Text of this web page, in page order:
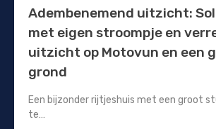
Adembenemend uitzicht:
met eigen stroompje en
uitzicht op Motovun en een
grond
Een bijzonder rijtjeshuis met een groot
te…